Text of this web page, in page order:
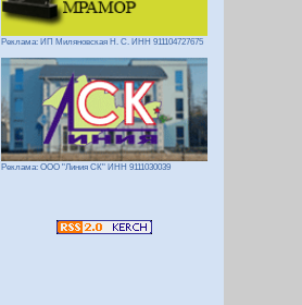
Реклама: ИП Миляновская Н. С. ИНН 911104727675
Реклама: ООО "Линия СК" ИНН 9111030039